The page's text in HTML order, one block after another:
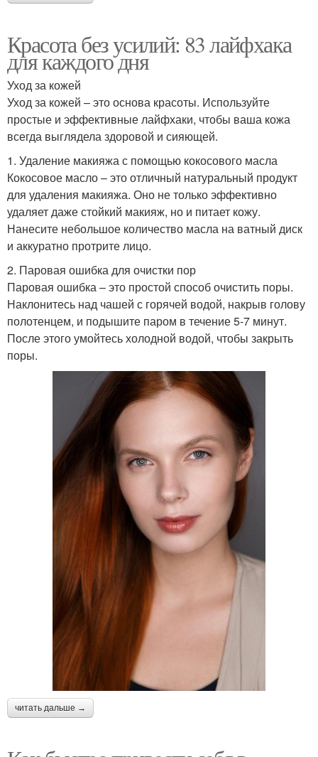
Красота без усилий: 83 лайфхака
для каждого дня
Уход за кожей
Уход за кожей – это основа красоты. Используйте
простые и эффективные лайфхаки, чтобы ваша кожа
всегда выглядела здоровой и сияющей.
1. Удаление макияжа с помощью кокосового масла
Кокосовое масло – это отличный натуральный продукт
для удаления макияжа. Оно не только эффективно
удаляет даже стойкий макияж, но и питает кожу.
Нанесите небольшое количество масла на ватный диск
и аккуратно протрите лицо.
2. Паровая ошибка для очистки пор
Паровая ошибка – это простой способ очистить поры.
Наклонитесь над чашей с горячей водой, накрыв голову
полотенцем, и подышите паром в течение 5-7 минут.
После этого умойтесь холодной водой, чтобы закрыть
поры.
читать дальше →